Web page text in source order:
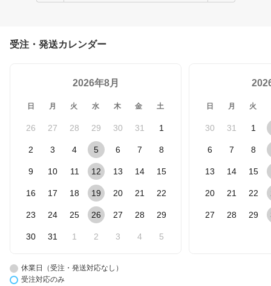
受注・発送カレンダー
2026年8月
日 月 火 水 木 金 土
26 27 28 29 30 31 1
2 3 4 5 6 7 8
9 10 11 12 13 14 15
16 17 18 19 20 21 22
23 24 25 26 27 28 29
30 31 1 2 3 4 5
日 月 火
30 31 1
6 7 8
13 14 15
20 21 22
27 28 29
休業日（受注・発送対応なし）
受注対応のみ